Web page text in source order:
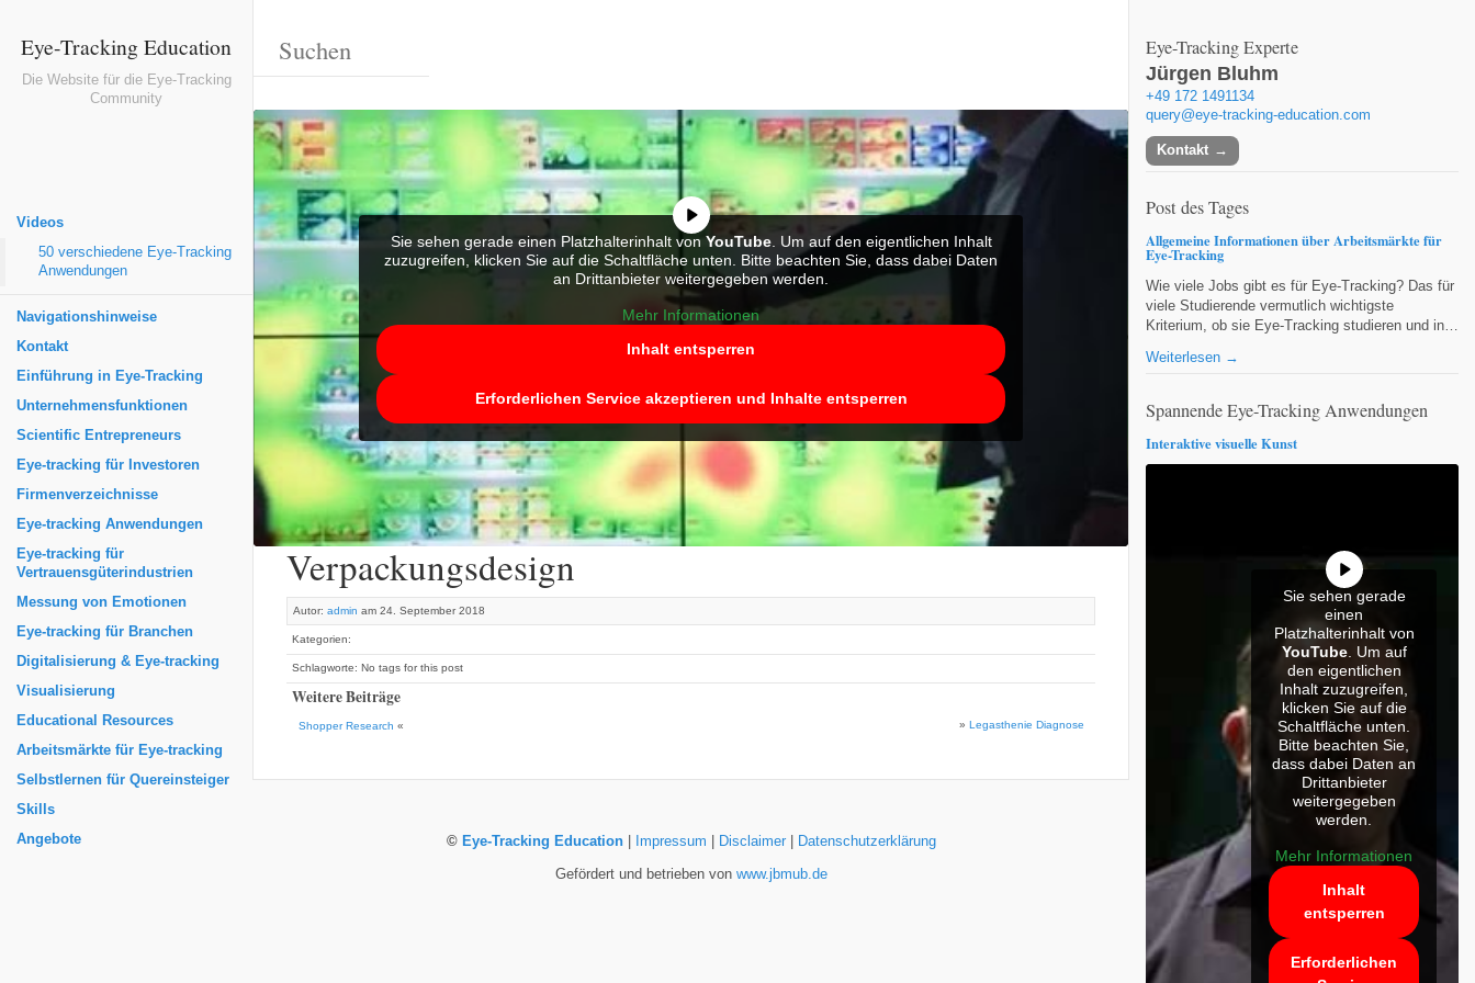
Eye-Tracking Education
Die Website für die Eye-Tracking
Community
Videos
50 verschiedene Eye-Tracking
Anwendungen
Navigationshinweise
Kontakt
Einführung in Eye-Tracking
Unternehmensfunktionen
Scientific Entrepreneurs
Eye-tracking für Investoren
Firmenverzeichnisse
Eye-tracking Anwendungen
Eye-tracking für
Vertrauensgüterindustrien
Messung von Emotionen
Eye-tracking für Branchen
Digitalisierung & Eye-tracking
Visualisierung
Educational Resources
Arbeitsmärkte für Eye-tracking
Selbstlernen für Quereinsteiger
Skills
Angebote
Sie sehen gerade einen Platzhalterinhalt von YouTube. Um auf den eigentlichen Inhalt
zuzugreifen, klicken Sie auf die Schaltfläche unten. Bitte beachten Sie, dass dabei Daten
an Drittanbieter weitergegeben werden.
Mehr Informationen
Inhalt entsperren
Erforderlichen Service akzeptieren und Inhalte entsperren
Verpackungsdesign
Autor: admin am 24. September 2018
Kategorien:
Schlagworte: No tags for this post
Weitere Beiträge
Shopper Research « » Legasthenie Diagnose
Eye-Tracking Experte
Jürgen Bluhm
+49 172 1491134
query@eye-tracking-education.com
Kontakt
Post des Tages
Allgemeine Informationen über Arbeitsmärkte für
Eye-Tracking
Wie viele Jobs gibt es für Eye-Tracking? Das für
viele Studierende vermutlich wichtigste
Kriterium, ob sie Eye-Tracking studieren und in…
Weiterlesen →
Spannende Eye-Tracking Anwendungen
Interaktive visuelle Kunst
Sie sehen gerade
einen
Platzhalterinhalt von
YouTube. Um auf
den eigentlichen
Inhalt zuzugreifen,
klicken Sie auf die
Schaltfläche unten.
Bitte beachten Sie,
dass dabei Daten an
Drittanbieter
weitergegeben
werden.
Mehr Informationen
Inhalt
entsperren
Erforderlichen
© Eye-Tracking Education| Impressum Disclaimer| Datenschutzerklärung
Gefördert und betrieben von www.jbmub.de